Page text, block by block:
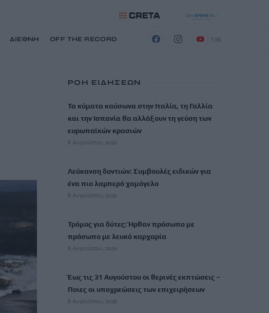
ΔΙΕΘΝΗ OFF THE RECORD
13K
ΡΟΗ ΕΙΔΗΣΕΩΝ
Τα κύματα καύσωνα στην Ιταλία, τη Γαλλία
και την Ισπανία θα αλλάξουν τη γεύση των
ευρωπαϊκών κρασιών
8 Αυγούστου, 2026
Λεύκανση δοντιών: Συμβουλές ειδικών για
ένα πιο λαμπερό χαμόγελο
8 Αυγούστου, 2026
Τρόμος για δύτες: Ήρθαν πρόσωπο με
πρόσωπο με λευκό καρχαρία
8 Αυγούστου, 2026
Έως τις 31 Αυγούστου οι θερινές εκπτώσεις –
Ποιες οι υποχρεώσεις των επιχειρήσεων
8 Αυγούστου, 2026